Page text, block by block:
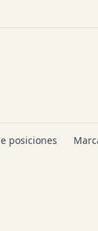
posiciones